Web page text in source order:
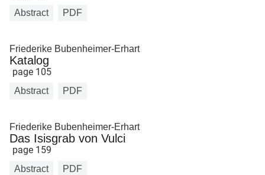
Abstract PDF
Friederike Bubenheimer-Erhart
Katalog
page 105
Abstract PDF
Friederike Bubenheimer-Erhart
Das Isisgrab von Vulci
page 159
Abstract PDF